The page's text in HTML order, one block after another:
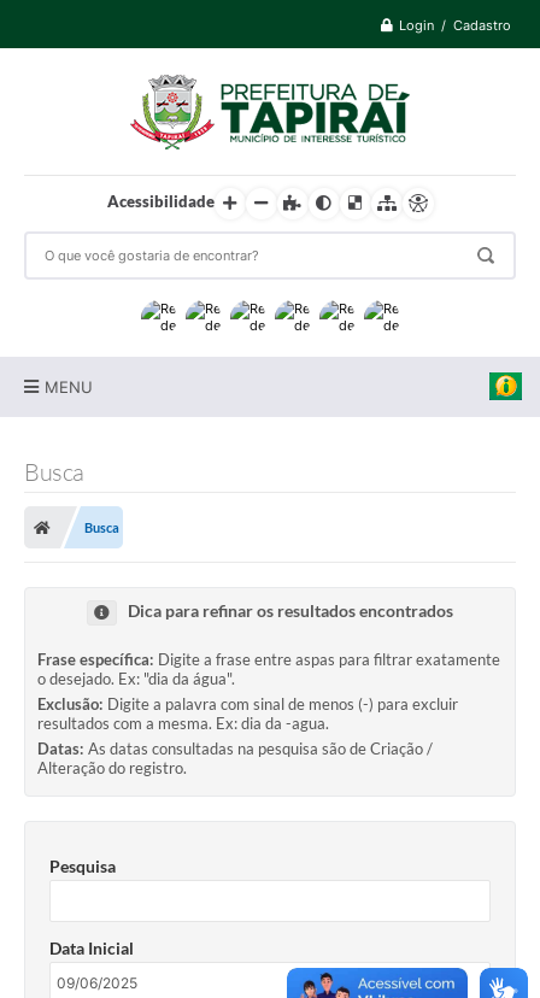
Login / Cadastro
Acessibilidade
MENU
Legislação
Carta de Serviços
Turismo
Portal de Leis
Ouvidoria
Busca
Busca
Dica para refinar os resultados encontrados
Frase específica: Digite a frase entre aspas para filtrar exatamente
o desejado. Ex: "dia da água".
Exclusão: Digite a palavra com sinal de menos (-) para excluir
resultados com a mesma. Ex: dia da -agua.
Datas: As datas consultadas na pesquisa são de Criação /
Alteração do registro.
Pesquisa
Data Inicial